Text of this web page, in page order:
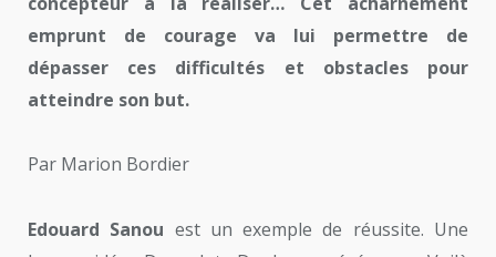
emprunt de courage va lui permettre de
dépasser ces difficultés et obstacles pour
atteindre son but.
Par Marion Bordier
Edouard Sanou est un exemple de réussite. Une